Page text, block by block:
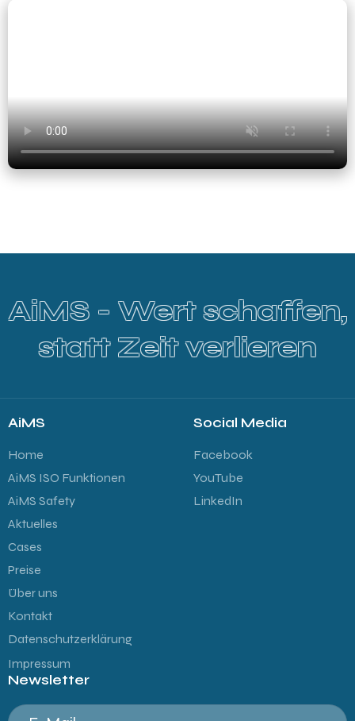
AiMS - Wert schaffen,
statt Zeit verlieren
AiMS
Home
AiMS ISO Funktionen
AiMS Safety
Aktuelles
Cases
Preise
Über uns
Kontakt
Datenschutzerklärung
Impressum
Social Media
Facebook
YouTube
LinkedIn
Newsletter
E